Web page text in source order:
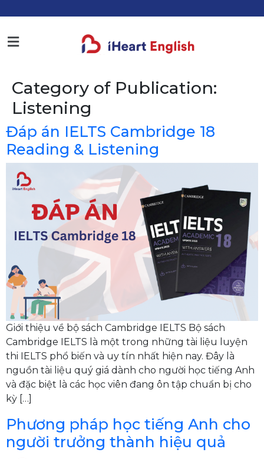
Category of Publication:
Listening
Đáp án IELTS Cambridge 18
Reading & Listening
Giới thiệu về bộ sách Cambridge IELTS Bộ sách
Cambridge IELTS là một trong những tài liệu luyện
thi IELTS phổ biến và uy tín nhất hiện nay. Đây là
nguồn tài liệu quý giá dành cho người học tiếng Anh
và đặc biệt là các học viên đang ôn tập chuẩn bị cho
kỳ […]
Phương pháp học tiếng Anh cho
người trưởng thành hiệu quả